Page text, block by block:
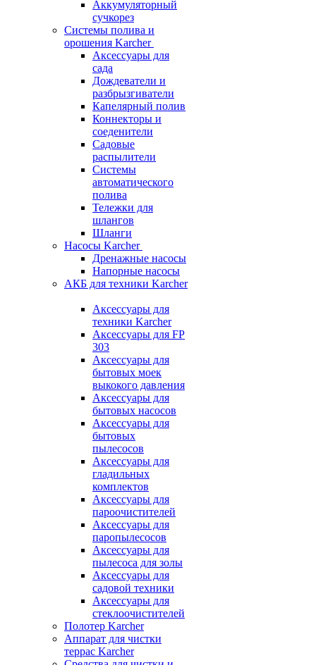
Аккумуляторный
сучкорез
Системы полива и
орошения Karcher
Аксессуары для
сада
Дождеватели и
разбрызгиватели
Капелярный полив
Коннекторы и
соеденители
Садовые
распылители
Системы
автоматического
полива
Тележки для
шлангов
Шланги
Насосы Karcher
Дренажные насосы
Напорные насосы
АКБ для техники Karcher
Аксессуары для
техники Karcher
Аксессуары для FP
303
Аксессуары для
бытовых моек
выкокого давления
Аксессуары для
бытовых насосов
Аксессуары для
бытовых
пылесосов
Аксессуары для
гладильных
комплектов
Аксессуары для
пароочистителей
Аксессуары для
паропылесосов
Аксессуары для
пылесоса для золы
Аксессуары для
садовой техники
Аксессуары для
стеклоочистителей
Полотер Karcher
Аппарат для чистки
террас Karcher